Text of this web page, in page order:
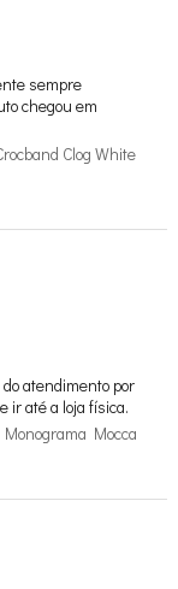
sempre
chegou em
Clog White
atendimento por
ir até a loja física.
Mocca